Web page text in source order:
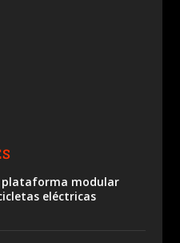
plataforma modular
eléctricas